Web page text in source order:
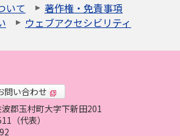
いて
著作権・免責事項
ウェブアクセシビリティ
問い合わせ
郡玉村町大字下新田201
（代表）